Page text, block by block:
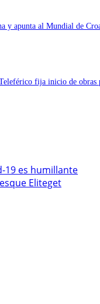
y apunta al Mundial de
fija inicio de obras
19 es humillante
Eliteget